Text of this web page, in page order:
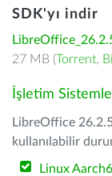
SDK'yı indir
27 MB (Torrent,
İşletim
LibreOffice
kullanılabilir
Linux